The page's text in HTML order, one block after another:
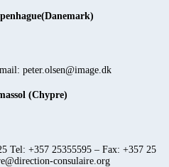
peter.olsen@image.dk
(Chypre)
Tel: +357 25355595 – Fax: +357 25
consulaire.org